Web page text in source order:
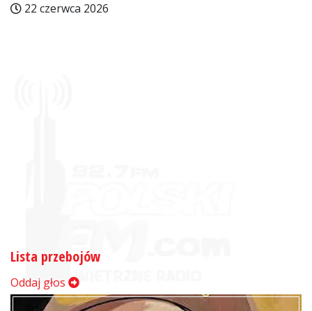
22 czerwca 2026
Lista przebojów
Oddaj głos